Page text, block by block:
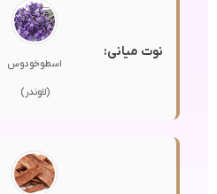
نوت میانی:
اسطوخودوس
(لاوندر)